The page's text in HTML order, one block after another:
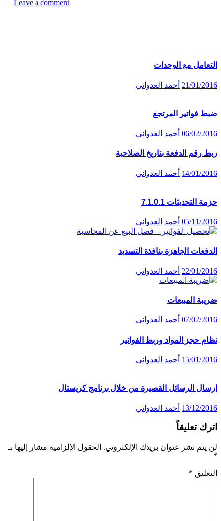
Leave a comment
التعامل مع الوحدات
21/01/2016 أحمد العدواني
ضبط فواتير المرتجع
06/02/2016 أحمد العدواني
ربط رقم الدفعة بتاريخ الصلاحية
14/01/2016 أحمد العدواني
حزمة التحديثات 7.1.0.1
05/11/2016 أحمد العدواني
الدفعات الجاهزة بنافذة التسديد
22/01/2016 أحمد العدواني
ضريبة المبيعات
07/02/2016 أحمد العدواني
نظام حجز المواد وربط الفواتير
15/01/2016 أحمد العدواني
ارسال الرسائل القصيرة من خلال برنامج كريستال
13/12/2016 أحمد العدواني
اترك تعليقاً
لن يتم نشر عنوان بريدك الإلكتروني. الحقول الإلزامية مشار إليها بـ
*
التعليق *